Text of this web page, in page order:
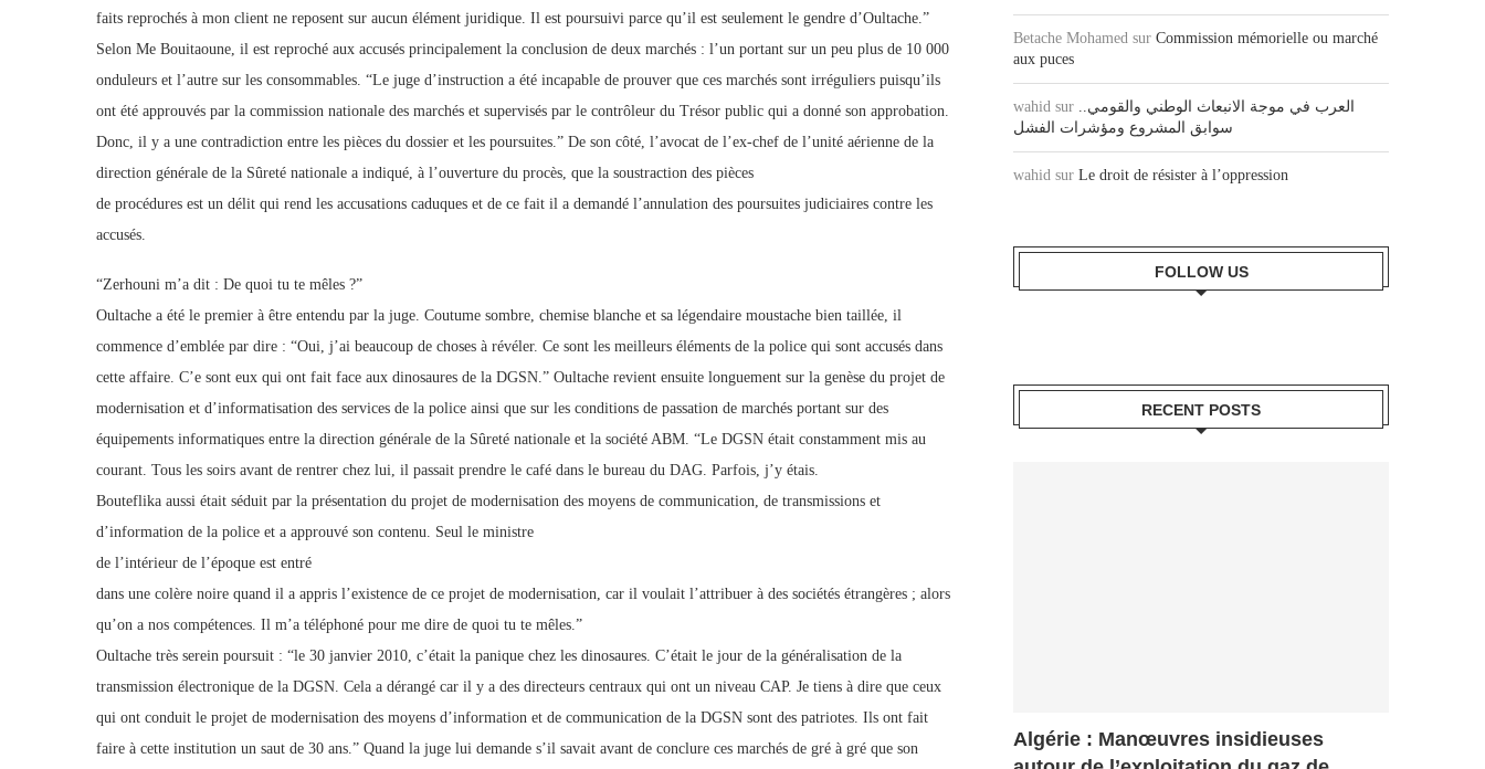
faits reprochés à mon client ne reposent sur aucun élément juridique. Il est poursuivi parce qu’il est seulement le gendre d’Oultache.”
Selon Me Bouitaoune, il est reproché aux accusés principalement la conclusion de deux marchés : l’un portant sur un peu plus de 10 000
onduleurs et l’autre sur les consommables. “Le juge d’instruction a été incapable de prouver que ces marchés sont irréguliers puisqu’ils
ont été approuvés par la commission nationale des marchés et supervisés par le contrôleur du Trésor public qui a donné son approbation.
Donc, il y a une contradiction entre les pièces du dossier et les poursuites.” De son côté, l’avocat de l’ex-chef de l’unité aérienne de la
direction générale de la Sûreté nationale a indiqué, à l’ouverture du procès, que la soustraction des pièces
de procédures est un délit qui rend les accusations caduques et de ce fait il a demandé l’annulation des poursuites judiciaires contre les
accusés.
“Zerhouni m’a dit : De quoi tu te mêles ?”
Oultache a été le premier à être entendu par la juge. Coutume sombre, chemise blanche et sa légendaire moustache bien taillée, il
commence d’emblée par dire : “Oui, j’ai beaucoup de choses à révéler. Ce sont les meilleurs éléments de la police qui sont accusés dans
cette affaire. C’e sont eux qui ont fait face aux dinosaures de la DGSN.” Oultache revient ensuite longuement sur la genèse du projet de
modernisation et d’informatisation des services de la police ainsi que sur les conditions de passation de marchés portant sur des
équipements informatiques entre la direction générale de la Sûreté nationale et la société ABM. “Le DGSN était constamment mis au
courant. Tous les soirs avant de rentrer chez lui, il passait prendre le café dans le bureau du DAG. Parfois, j’y étais.
Bouteflika aussi était séduit par la présentation du projet de modernisation des moyens de communication, de transmissions et
d’information de la police et a approuvé son contenu. Seul le ministre
de l’intérieur de l’époque est entré
dans une colère noire quand il a appris l’existence de ce projet de modernisation, car il voulait l’attribuer à des sociétés étrangères ; alors
qu’on a nos compétences. Il m’a téléphoné pour me dire de quoi tu te mêles.”
Oultache très serein poursuit : “le 30 janvier 2010, c’était la panique chez les dinosaures. C’était le jour de la généralisation de la
transmission électronique de la DGSN. Cela a dérangé car il y a des directeurs centraux qui ont un niveau CAP. Je tiens à dire que ceux
qui ont conduit le projet de modernisation des moyens d’information et de communication de la DGSN sont des patriotes. Ils ont fait
faire à cette institution un saut de 30 ans.” Quand la juge lui demande s’il savait avant de conclure ces marchés de gré à gré que son
Betache Mohamed sur Commission mémorielle ou marché
aux puces
wahid sur العرب في موجة الانبعاث الوطني والقومي..
سوابق المشروع ومؤشرات الفشل
wahid sur Le droit de résister à l’oppression
FOLLOW US
RECENT POSTS
Algérie : Manœuvres insidieuses